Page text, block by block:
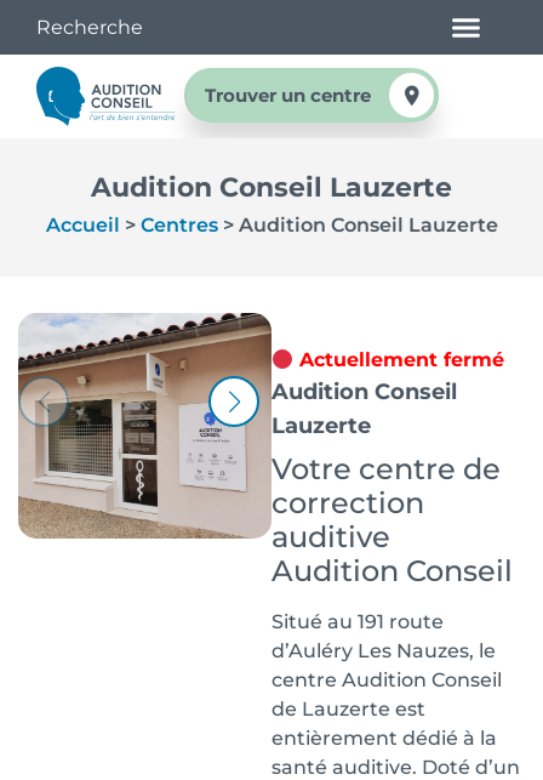
Trouver un centre
Audition Conseil Lauzerte
Accueil > Centres> Audition Conseil Lauzerte
Actuellement fermé
Audition Conseil
Lauzerte
Votre centre de
correction
auditive
Audition Conseil
Situé au 191 route
d’Auléry Les Nauzes, le
centre Audition Conseil
de Lauzerte est
entièrement dédié à la
santé auditive. Doté d’un